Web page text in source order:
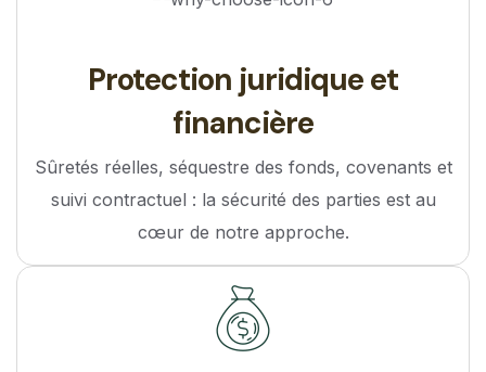
Protection juridique et
financière
Sûretés réelles, séquestre des fonds, covenants et
suivi contractuel : la sécurité des parties est au
cœur de notre approche.